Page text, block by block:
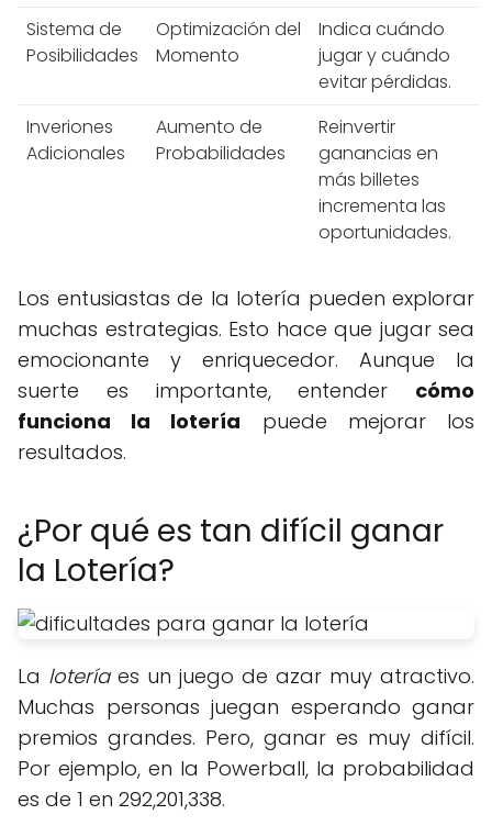
Sistema de
Posibilidades
Optimización del
Momento
Indica cuándo
jugar y cuándo
evitar pérdidas.
Inveriones
Adicionales
Aumento de
Probabilidades
Reinvertir
ganancias en
más billetes
incrementa las
oportunidades.
Los entusiastas de la lotería pueden explorar
muchas estrategias. Esto hace que jugar sea
emocionante y enriquecedor. Aunque la
suerte es importante, entender cómo
funciona la lotería puede mejorar los
resultados.
¿Por qué es tan difícil ganar
la Lotería?
La loteríaes un juego de azar muy atractivo.
Muchas personas juegan esperando ganar
premios grandes. Pero, ganar es muy difícil.
Por ejemplo, en la Powerball, la probabilidad
es de 1 en 292,201,338.